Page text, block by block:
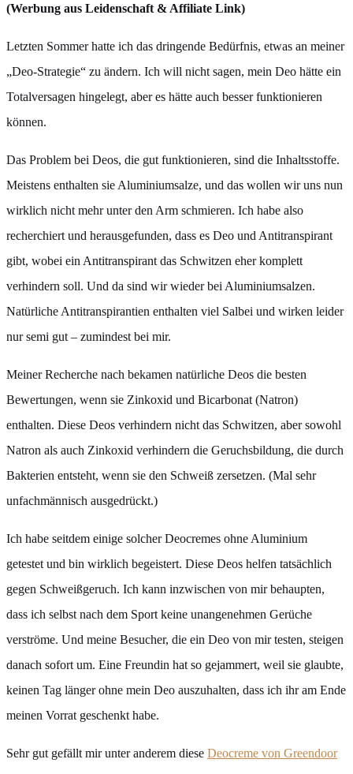
(Werbung aus Leidenschaft & Affiliate Link)
Letzten Sommer hatte ich das dringende Bedürfnis, etwas an meiner
„Deo-Strategie“ zu ändern. Ich will nicht sagen, mein Deo hätte ein
Totalversagen hingelegt, aber es hätte auch besser funktionieren
können.
Das Problem bei Deos, die gut funktionieren, sind die Inhaltsstoffe.
Meistens enthalten sie Aluminiumsalze, und das wollen wir uns nun
wirklich nicht mehr unter den Arm schmieren. Ich habe also
recherchiert und herausgefunden, dass es Deo und Antitranspirant
gibt, wobei ein Antitranspirant das Schwitzen eher komplett
verhindern soll. Und da sind wir wieder bei Aluminiumsalzen.
Natürliche Antitranspirantien enthalten viel Salbei und wirken leider
nur semi gut – zumindest bei mir.
Meiner Recherche nach bekamen natürliche Deos die besten
Bewertungen, wenn sie Zinkoxid und Bicarbonat (Natron)
enthalten. Diese Deos verhindern nicht das Schwitzen, aber sowohl
Natron als auch Zinkoxid verhindern die Geruchsbildung, die durch
Bakterien entsteht, wenn sie den Schweiß zersetzen. (Mal sehr
unfachmännisch ausgedrückt.)
Ich habe seitdem einige solcher Deocremes ohne Aluminium
getestet und bin wirklich begeistert. Diese Deos helfen tatsächlich
gegen Schweißgeruch. Ich kann inzwischen von mir behaupten,
dass ich selbst nach dem Sport keine unangenehmen Gerüche
verströme. Und meine Besucher, die ein Deo von mir testen, steigen
danach sofort um. Eine Freundin hat so gejammert, weil sie glaubte,
keinen Tag länger ohne mein Deo auszuhalten, dass ich ihr am Ende
meinen Vorrat geschenkt habe.
Sehr gut gefällt mir unter anderem diese Deocreme von Greendoor